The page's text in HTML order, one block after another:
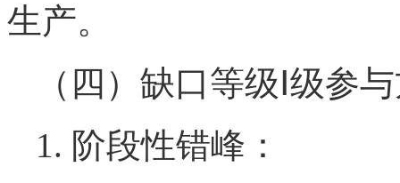
生产。
（四）缺口等级Ⅰ级参
1. 阶段性错峰：